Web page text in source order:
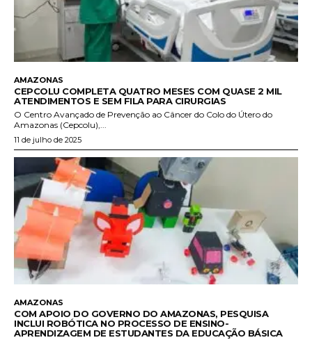
AMAZONAS
CEPCOLU COMPLETA QUATRO MESES COM QUASE 2 MIL
ATENDIMENTOS E SEM FILA PARA CIRURGIAS
O Centro Avançado de Prevenção ao Câncer do Colo do Útero do
Amazonas (Cepcolu),...
11 de julho de 2025
AMAZONAS
COM APOIO DO GOVERNO DO AMAZONAS, PESQUISA
INCLUI ROBÓTICA NO PROCESSO DE ENSINO-
APRENDIZAGEM DE ESTUDANTES DA EDUCAÇÃO BÁSICA